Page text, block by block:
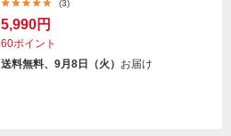
(3)
5,990円
60ポイント
送料無料、9月8日（火） お届け